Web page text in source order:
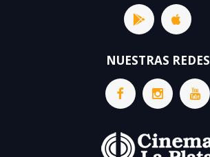
NUESTRAS REDES